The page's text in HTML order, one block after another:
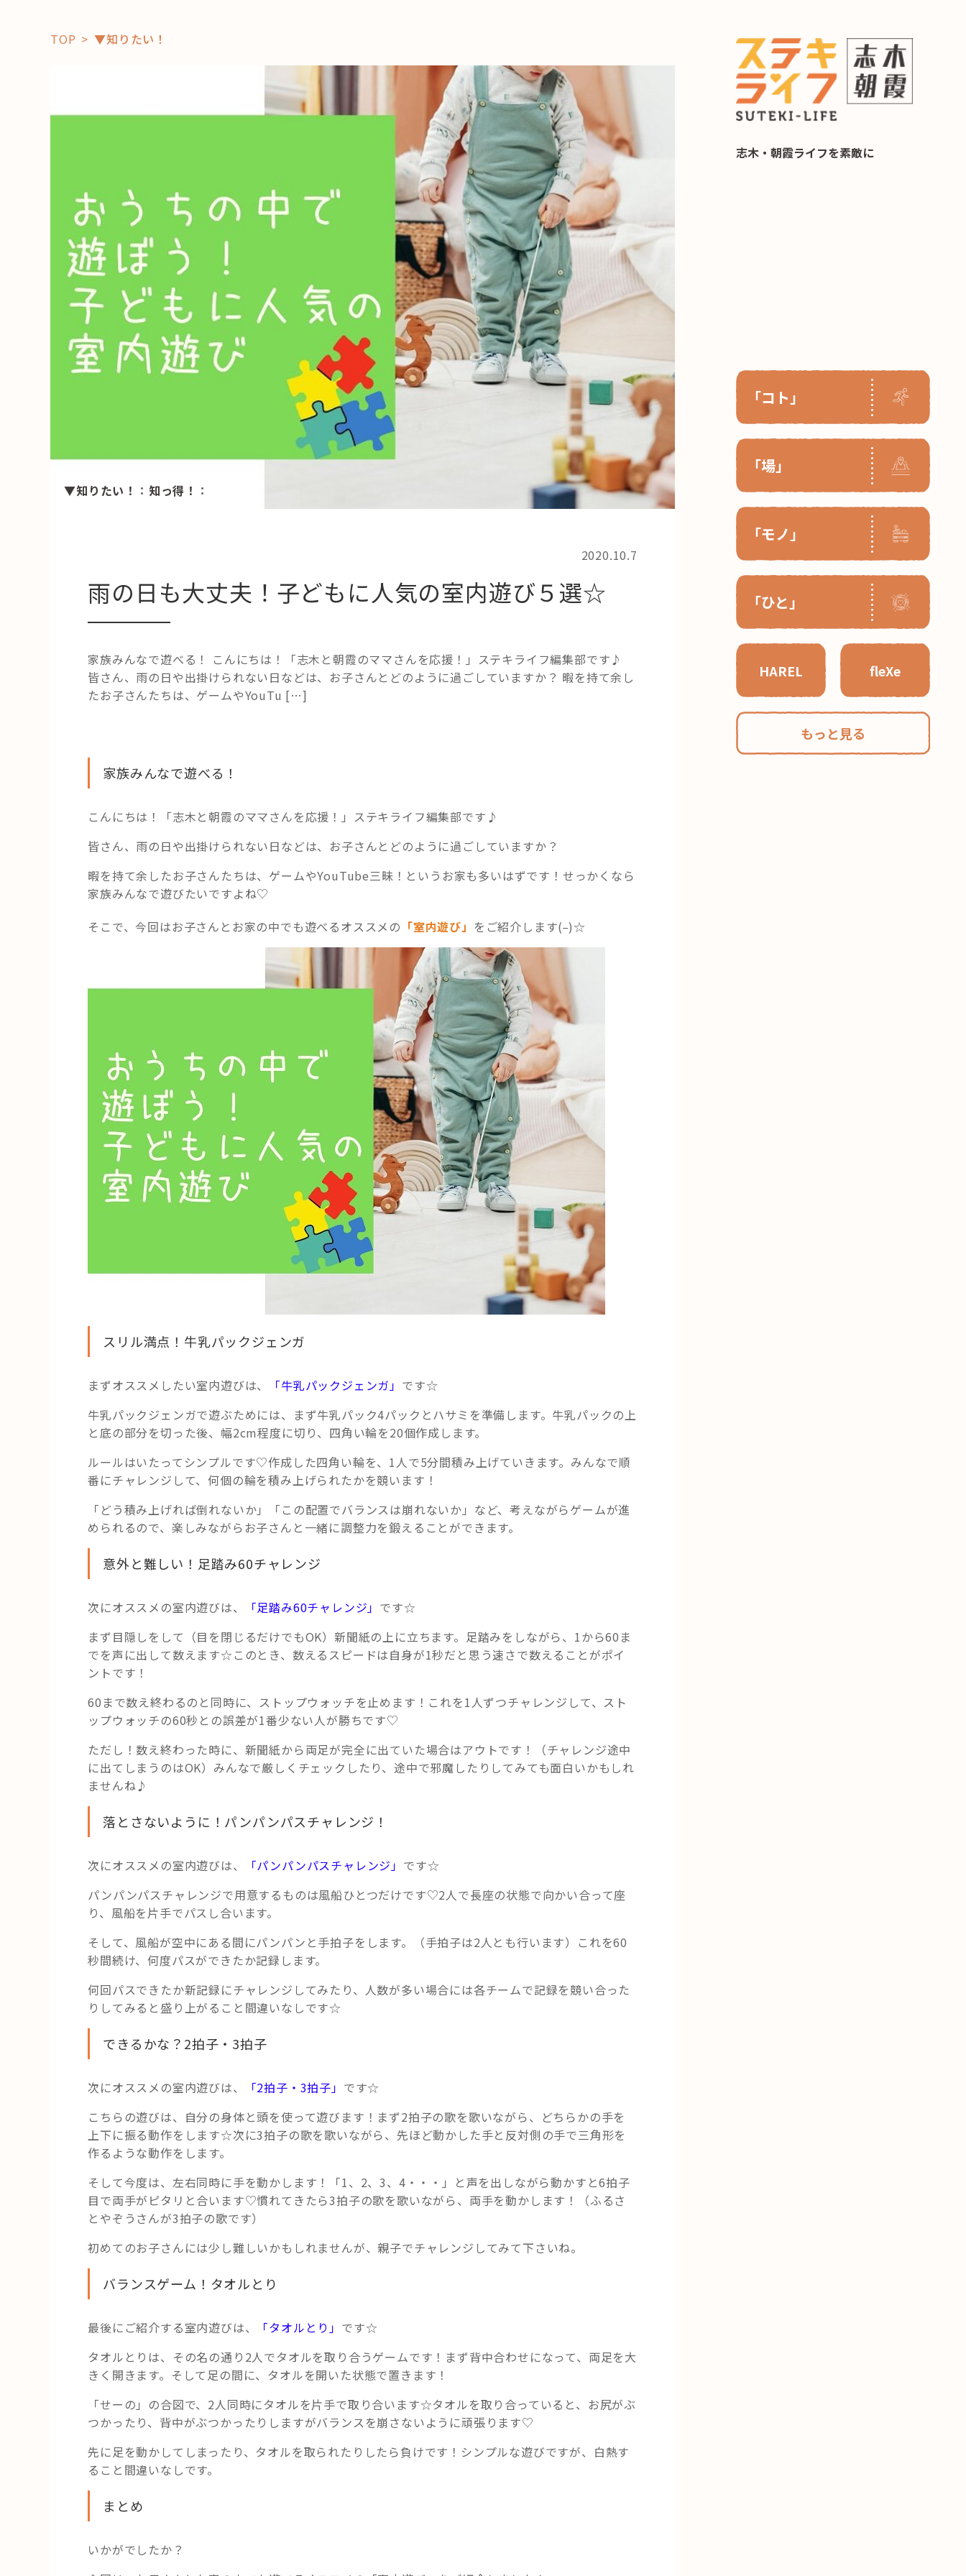
志木・朝霞ライフを素敵に
「コト」
「場」
「モノ」
「ひと」
HAREL fleXe
もっと見る
おすすめ
スポット
学び・教育
「場」
HAREL
HAREL
リノベ事例
「ひと」
これからの暮らし 住み替え相談
記事検索
TOP ▼知りたい！
▼知りたい！ ： 知っ得！ ：
2020.10.7
雨の日も大丈夫！子どもに人気の室内遊び５選☆
家族みんなで遊べる！ こんにちは！「志木と朝霞のママさんを応援！」ステキライフ編集部です♪
皆さん、雨の日や出掛けられない日などは、お子さんとどのように過ごしていますか？ 暇を持て余し
たお子さんたちは、ゲームやYouTu […]
家族みんなで遊べる！
こんにちは！「志木と朝霞のママさんを応援！」ステキライフ編集部です♪
皆さん、雨の日や出掛けられない日などは、お子さんとどのように過ごしていますか？
暇を持て余したお子さんたちは、ゲームやYouTube三昧！というお家も多いはずです！せっかくなら
家族みんなで遊びたいですよね♡
そこで、今回はお子さんとお家の中でも遊べるオススメの 「室内遊び」 をご紹介します( )☆
スリル満点！牛乳パックジェンガ
まずオススメしたい室内遊びは、 「牛乳パックジェンガ」 です☆
牛乳パックジェンガで遊ぶためには、まず牛乳パック4パックとハサミを準備します。牛乳パックの上
と底の部分を切った後、幅2cm程度に切り、四角い輪を20個作成します。
ルールはいたってシンプルです♡作成した四角い輪を、1人で5分間積み上げていきます。みんなで順
番にチャレンジして、何個の輪を積み上げられたかを競います！
「どう積み上げれば倒れないか」「この配置でバランスは崩れないか」など、考えながらゲームが進
められるので、楽しみながらお子さんと一緒に調整力を鍛えることができます。
意外と難しい！足踏み60チャレンジ
次にオススメの室内遊びは、 「足踏み60チャレンジ」 です☆
まず目隠しをして（目を閉じるだけでもOK）新聞紙の上に立ちます。足踏みをしながら、1から60ま
でを声に出して数えます☆このとき、数えるスピードは自身が1秒だと思う速さで数えることがポイ
ントです！
60まで数え終わるのと同時に、ストップウォッチを止めます！これを1人ずつチャレンジして、スト
ップウォッチの60秒との誤差が1番少ない人が勝ちです♡
ただし！数え終わった時に、新聞紙から両足が完全に出ていた場合はアウトです！（チャレンジ途中
に出てしまうのはOK）みんなで厳しくチェックしたり、途中で邪魔したりしてみても面白いかもしれ
ませんね♪
落とさないように！パンパンパスチャレンジ！
次にオススメの室内遊びは、 「パンパンパスチャレンジ」 です☆
パンパンパスチャレンジで用意するものは風船ひとつだけです♡2人で長座の状態で向かい合って座
り、風船を片手でパスし合います。
そして、風船が空中にある間にパンパンと手拍子をします。（手拍子は2人とも行います）これを60
秒間続け、何度パスができたか記録します。
何回パスできたか新記録にチャレンジしてみたり、人数が多い場合には各チームで記録を競い合った
りしてみると盛り上がること間違いなしです☆
できるかな？2拍子・3拍子
次にオススメの室内遊びは、 「2拍子・3拍子」 です☆
こちらの遊びは、自分の身体と頭を使って遊びます！まず2拍子の歌を歌いながら、どちらかの手を
上下に振る動作をします☆次に3拍子の歌を歌いながら、先ほど動かした手と反対側の手で三角形を
作るような動作をします。
そして今度は、左右同時に手を動かします！「1、2、3、4・・・」と声を出しながら動かすと6拍子
目で両手がピタリと合います♡慣れてきたら3拍子の歌を歌いながら、両手を動かします！（ふるさ
とやぞうさんが3拍子の歌です）
初めてのお子さんには少し難しいかもしれませんが、親子でチャレンジしてみて下さいね。
バランスゲーム！タオルとり
最後にご紹介する室内遊びは、 「タオルとり」 です☆
タオルとりは、その名の通り2人でタオルを取り合うゲームです！まず背中合わせになって、両足を大
きく開きます。そして足の間に、タオルを開いた状態で置きます！
「せーの」の合図で、2人同時にタオルを片手で取り合います☆タオルを取り合っていると、お尻がぶ
つかったり、背中がぶつかったりしますがバランスを崩さないように頑張ります♡
先に足を動かしてしまったり、タオルを取られたりしたら負けです！シンプルな遊びですが、白熱す
ること間違いなしです。
まとめ
いかがでしたか？